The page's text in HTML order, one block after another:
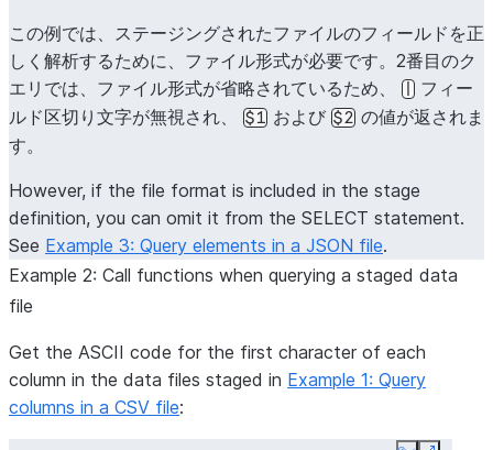
+----+----+
| $1 | $2 |
|----+----|
| a  | b  |
| c  | d  |
| g  | h  |
----+----+
SELECT mystage1 t
+-----+------+
| $1  | $2   |
|-----+------|
この例では、ステージングされたファイルのフィールドを正
しく解析するために、ファイル形式が必要です。2番目のク
エリでは、ファイル形式が省略されているため、
| フィー
ルド区切り文字が無視され、
$1 および $2 の値が返されま
す。
However, if the file format is included in the stage
definition, you can omit it from the SELECT statement.
See Example 3: Query elements in a JSON file.
Example 2: Call functions when querying a staged data
file
Get the ASCII code for the first character of each
column in the data files staged in Example 1: Query
columns in a CSV file: